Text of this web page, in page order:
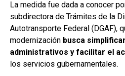
La medida fue dada a conocer
subdirectora de Trámites de la
Autotransporte Federal (DGAF),
modernización busca
administrativos y facilitar el
los servicios gubernamentales.